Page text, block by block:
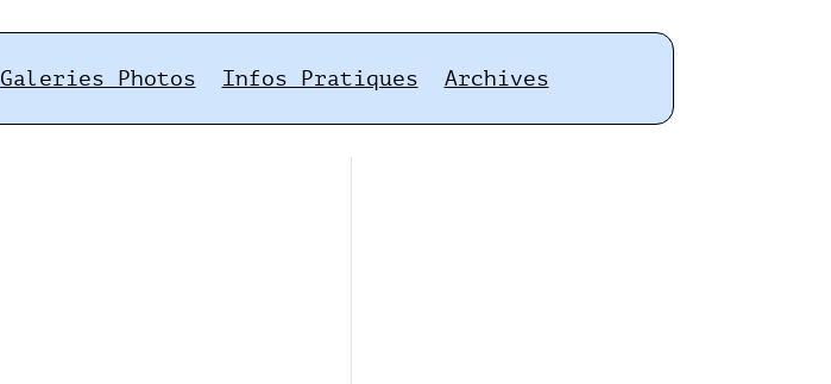
Galeries Photos Infos Pratiques Archives